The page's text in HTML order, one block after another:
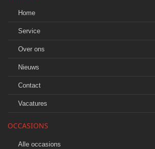
Home
Service
Over ons
Nieuws
Contact
Vacatures
OCCASIONS
Alle occasions